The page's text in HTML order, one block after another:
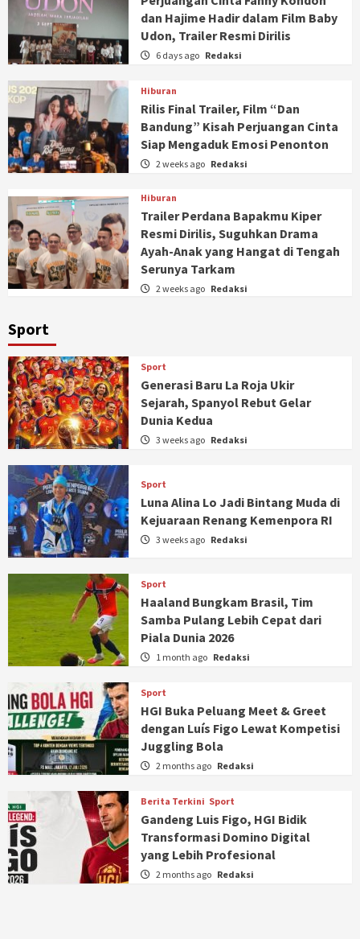
dan Hajime Hadir dalam Film Baby
Udon, Trailer Resmi Dirilis
6 days ago Redaksi
Hiburan
Rilis Final Trailer, Film “Dan
Bandung” Kisah Perjuangan Cinta
Siap Mengaduk Emosi Penonton
2 weeks ago Redaksi
Hiburan
Trailer Perdana Bapakmu Kiper
Resmi Dirilis, Suguhkan Drama
Ayah-Anak yang Hangat di Tengah
Serunya Tarkam
2 weeks ago Redaksi
Sport
Sport
Generasi Baru La Roja Ukir
Sejarah, Spanyol Rebut Gelar
Dunia Kedua
3 weeks ago Redaksi
Sport
Luna Alina Lo Jadi Bintang Muda di
Kejuaraan Renang Kemenpora RI
3 weeks ago Redaksi
Sport
Haaland Bungkam Brasil, Tim
Samba Pulang Lebih Cepat dari
Piala Dunia 2026
1 month ago Redaksi
Sport
HGI Buka Peluang Meet & Greet
dengan Luís Figo Lewat Kompetisi
Juggling Bola
2 months ago Redaksi
Berita Terkini Sport
Gandeng Luis Figo, HGI Bidik
Transformasi Domino Digital
yang Lebih Profesional
2 months ago Redaksi